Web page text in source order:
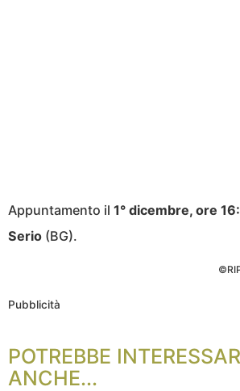
Appuntamento il 1° dicembre, ore
Serio (BG).
Pubblicità
POTREBBE
ANCHE...